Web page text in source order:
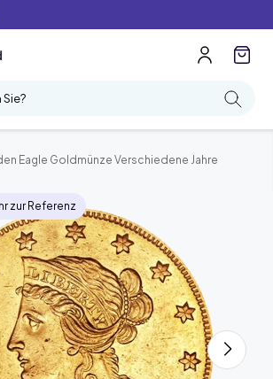
Eagle Goldmünze Verschiedene Jahre
zur Referenz